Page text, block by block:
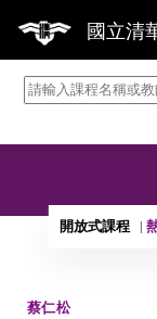
國立清
開放式課程
蔡仁松